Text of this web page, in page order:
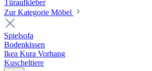
Türaufkleber
Zur Kategorie Möbel
Spielsofa
Bodenkissen
Ikea Kura Vorhang
Kuscheltiere